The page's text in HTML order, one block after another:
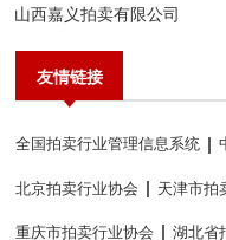
山西嘉义拍卖有限公司
友情链接
全国拍卖行业管理信息系统
北京拍卖行业协会 天津市拍
重庆市拍卖行业协会 湖北省